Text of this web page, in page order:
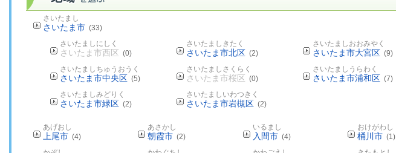
さいたまし
さいたま市 (33)
さいたましにしく
さいたま市西区 (0)
さいたましきたく
さいたま市北区 (2)
さいたましおおみやく
さいたま市大宮区 (9)
さいたましちゅうおうく
さいたま市中央区 (5)
さいたましさくらく
さいたま市桜区 (0)
さいたましうらわく
さいたま市浦和区 (7)
さいたましみどりく
さいたま市緑区 (2)
さいたましいわつきく
さいたま市岩槻区 (2)
あげおし
上尾市 (4)
あさかし
朝霞市 (2)
いるまし
入間市 (4)
おけがわし
桶川市 (1)